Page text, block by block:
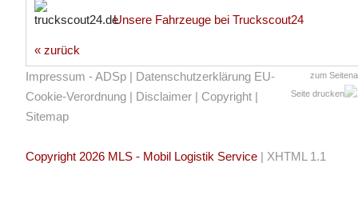
Unsere Fahrzeuge bei Truckscout24
« zurück
zum
Seite drucken
Impressum - ADSp | Datenschutzerklärung EU-
Cookie-Verordnung | Disclaimer | Copyright |
Sitemap
Copyright 2026 MLS - Mobil Logistik Service | XHTML 1.1